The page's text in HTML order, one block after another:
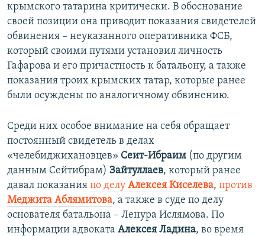
крымского татарина критически. В обоснование
своей позиции она приводит показания свидетелей
обвинения – неуказанного оперативника ФСБ,
который своими путями установил личность
Гафарова и его причастность к батальону, а также
показания троих крымских татар, которые ранее
были осуждены по аналогичному обвинению.
Среди них особое внимание на себя обращает
постоянный свидетель в делах
«челебиджихановцев» Сеит-Ибраим (по другим
данным Сейтибрам) Зайтуллаев, который ранее
давал показания по делу Алексея Киселева, против
Меджита Аблямитова, а также в суде по делу
основателя батальона – Ленура Ислямова. По
информации адвоката Алексея Ладина, во время